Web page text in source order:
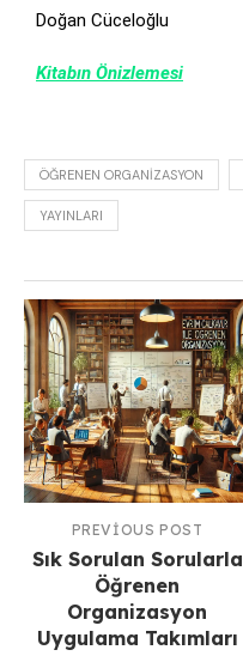
Doğan Cüceloğlu
Kitabın Önizlemesi
ÖĞRENEN ORGANIZASYON
YAYINLARI
PREVIOUS POST
Sık Sorulan Sorularla
Öğrenen
Organizasyon
Uygulama Takımları